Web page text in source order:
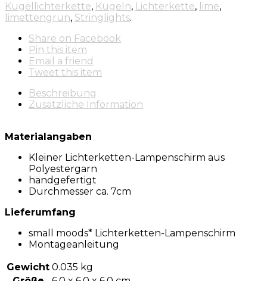
Kugellichterkette, Kugeln, Lichterkette, lime,
limettengrün, Stringlights.
Share on Facebook
Pin this item
Email a friend
Tweet this item
Beschreibung
Zusätzliche Information
Materialangaben
Kleiner Lichterketten-Lampenschirm aus
Polyestergarn
handgefertigt
Durchmesser ca. 7cm
Lieferumfang
small moods* Lichterketten-Lampenschirm
Montageanleitung
Gewicht 0.035 kg